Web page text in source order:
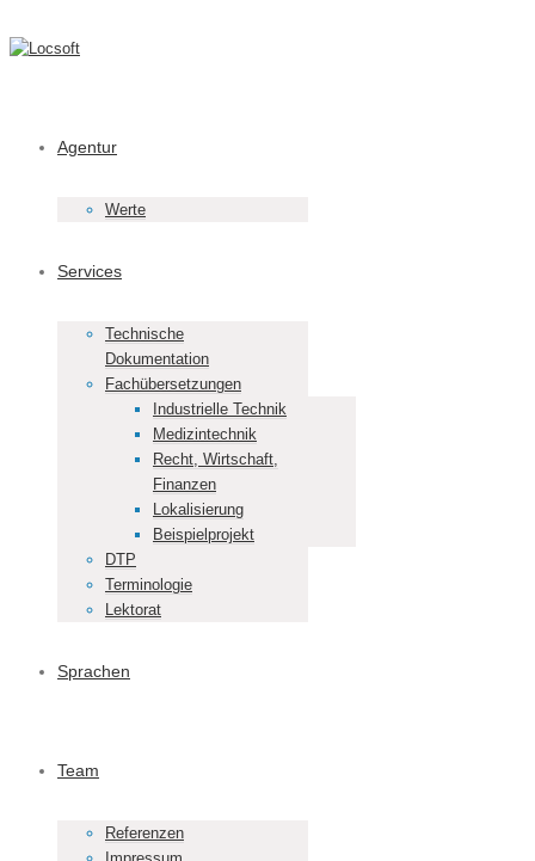
Agentur
Werte
Services
Technische
Dokumentation
Fachübersetzungen
Industrielle Technik
Medizintechnik
Recht, Wirtschaft,
Finanzen
Lokalisierung
Beispielprojekt
DTP
Terminologie
Lektorat
Sprachen
Team
Referenzen